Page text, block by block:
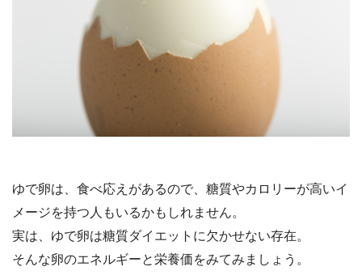
ゆで卵は、食べ応えがあるので、糖質やカロリーが高いイ
メージを持つ人もいるかもしれません。
実は、ゆで卵は糖質ダイエットに欠かせない存在。
そんな卵のエネルギーと栄養価をみてみましょう。